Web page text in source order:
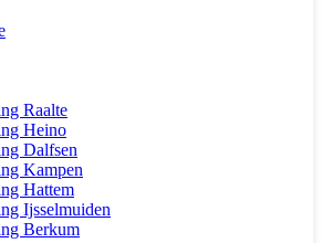
Raalte
Heino
Dalfsen
Kampen
Hattem
Ijsselmuiden
Berkum